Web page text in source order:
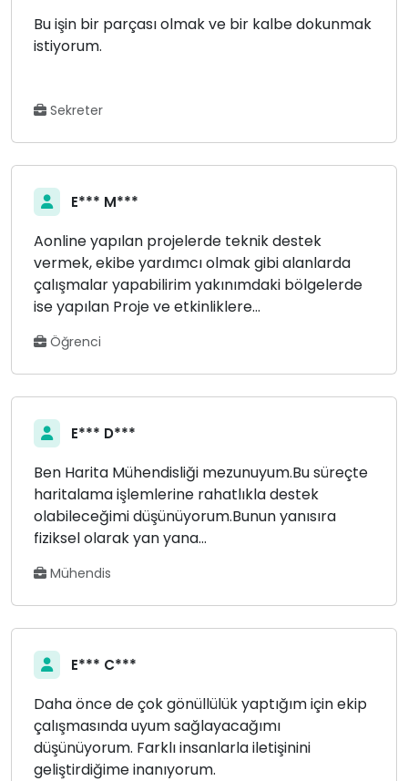
Bu işin bir parçası olmak ve bir kalbe dokunmak
istiyorum.
Sekreter
E*** M***
Aonline yapılan projelerde teknik destek
vermek, ekibe yardımcı olmak gibi alanlarda
çalışmalar yapabilirim yakınımdaki bölgelerde
ise yapılan Proje ve etkinliklere...
Öğrenci
E*** D***
Ben Harita Mühendisliği mezunuyum.Bu süreçte
haritalama işlemlerine rahatlıkla destek
olabileceğimi düşünüyorum.Bunun yanısıra
fiziksel olarak yan yana...
Mühendis
E*** C***
Daha önce de çok gönüllülük yaptığım için ekip
çalışmasında uyum sağlayacağımı
düşünüyorum. Farklı insanlarla iletişinini
geliştirdiğime inanıyorum.